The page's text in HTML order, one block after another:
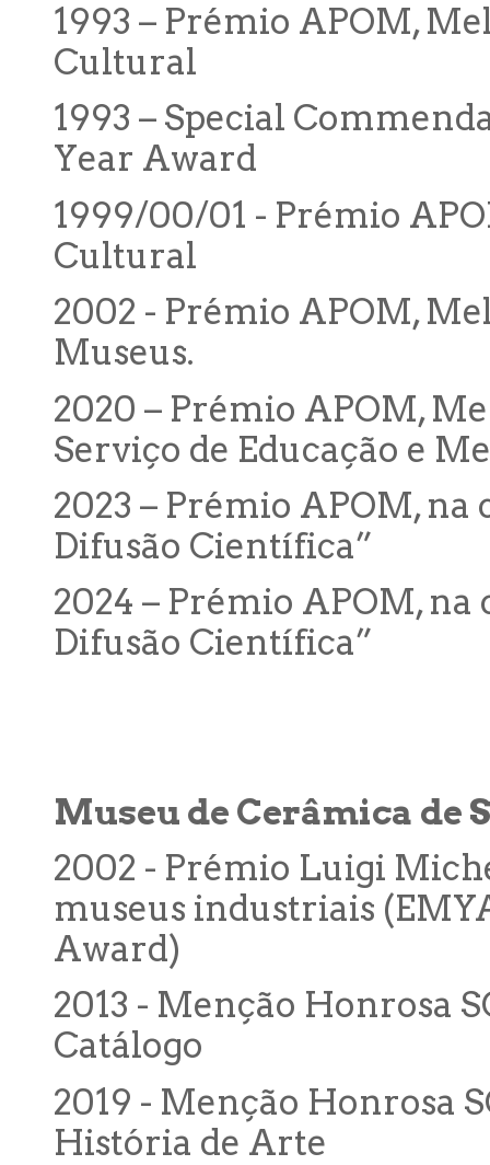
1993 – Prémio APOM,
Cultural
1993 – Special
Year Award
1999/00/01 - Prémio
Cultural
2002 - Prémio APOM,
Museus.
2020 – Prémio APOM,
Serviço de Educação e
2023 – Prémio APOM,
Difusão Científica”
2024 – Prémio APOM,
Difusão Científica”
Museu de Cerâmica de
2002 - Prémio Luigi
museus industriais
Award)
2013 - Menção Honrosa
Catálogo
2019 - Menção Honrosa
História de Arte